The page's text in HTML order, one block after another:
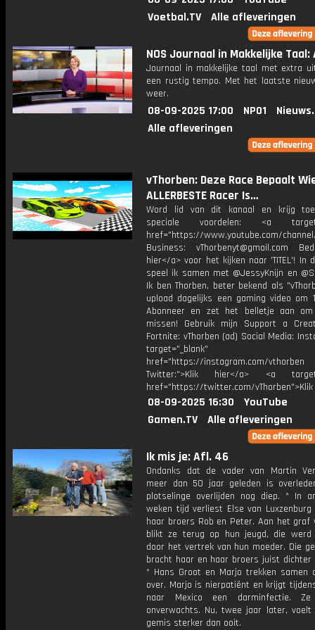
Voetbal.TV
Alle afleveringen
NOS Journaal in Makkelijke Taal:
Journaal in makkelijke taal met extra
een rustig tempo. Met het laatste
weer.
08-09-2025 17:00 NPO1
Alle afleveringen
vThorben: Deze Race Bepaalt
ALLERBESTE Racer Is…
Word lid van dit kanaal en krijg
speciale voordelen: <a
href="https://www.youtube.com/channel/
Business: vThorbenyt@gmail.com
hier</a> voor het kijken naar 'TITEL'! In
speel ik samen met @JessyKnijn en
Ik ben Thorben, beter bekend als
upload dagelijks een gaming video om
Abonneer en zet het belletje aan
missen! Gebruik mijn Support a
Fortnite: vThorben (ad) Social Media:
target="_blank"
href="https://instagram.com/vthorben
Twitter:">Klik hier</a> <a
href="https://twitter.com/
08-09-2025 16:30
YouTube
Gamen.TV
Alle afleveringen
Ik mis je: Afl. 46
Ondanks dat de vader van Martin
meer dan 50 jaar geleden is
plotselinge overlijden nog diep. * In
weken tijd verliest Else van
haar broers Rob en Peter. Aan het graf
blikt ze terug op hun jeugd, die werd
door het vertrek van hun moeder. Die
bracht haar en haar broers juist dichter
* Hans Groot en Marjo trekken samen
over. Marjo is nierpatiënt en krijgt
naar Mexico een darminfectie.
onverwachts. Nu, twee jaar later, voelt
gemis sterker dan ooit.